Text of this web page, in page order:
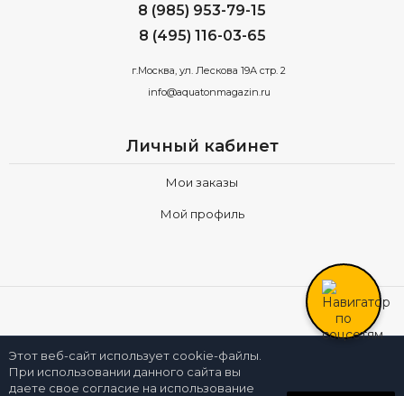
8 (985) 953-79-15
8 (495) 116-03-65
г.Москва, ул. Лескова 19А стр. 2
info@aquatonmagazin.ru
Личный кабинет
Мои заказы
Мой профиль
Все права принадлежат компанииAQUATONMAGAZIN.RU
Этот веб-сайт использует cookie-файлы.
При использовании данного сайта вы
даете свое согласие на использование